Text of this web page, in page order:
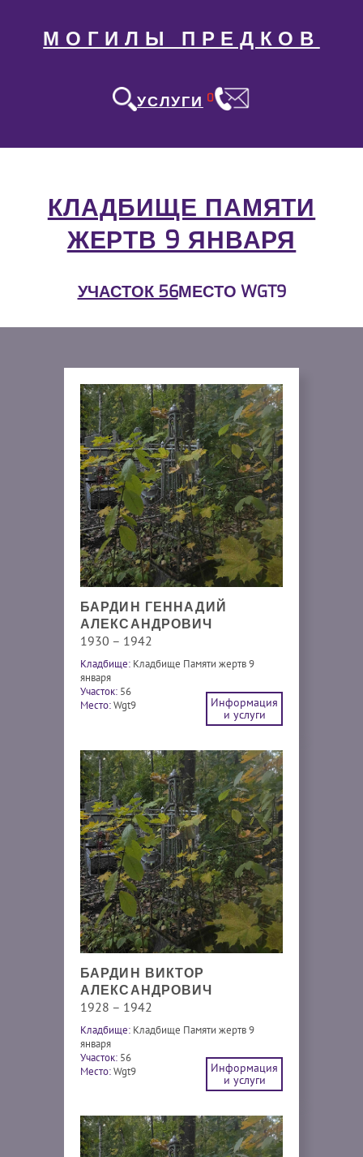
МОГИЛЫ ПРЕДКОВ
УСЛУГИ 0
КЛАДБИЩЕ ПАМЯТИ
ЖЕРТВ 9 ЯНВАРЯ
УЧАСТОК 56МЕСТО WGT9
БАРДИН ГЕННАДИЙ
АЛЕКСАНДРОВИЧ
1930 – 1942
Кладбище: Кладбище Памяти жертв 9
января
Участок: 56
Место:Wgt9
Информация
и услуги
БАРДИН ВИКТОР
АЛЕКСАНДРОВИЧ
1928 – 1942
Кладбище: Кладбище Памяти жертв 9
января
Участок: 56
Место:Wgt9
Информация
и услуги